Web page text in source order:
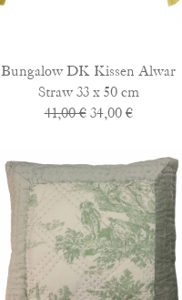
Bungalow DK Kissen Alwar
Straw 33 x 50 cm
41,00 € 34,00 €